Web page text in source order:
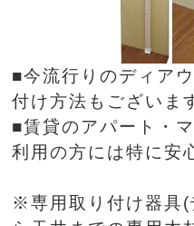
■今流行りのディア
付け方法もございま
■賃貸のアパート・
利用の方には特に安
※専用取り付け器具(